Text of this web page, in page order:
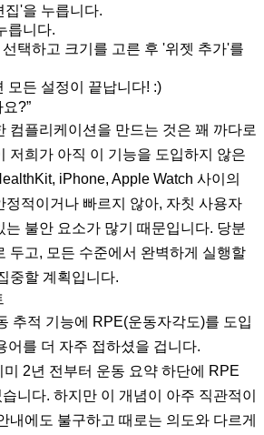
집'을 누릅니다.
릅니다.
택하고 크기를 고른 후 '위젯 추가'를
모든 설정이 끝납니다! :)
?”
컴플리케이션을 만드는 것은 꽤 까다로
저희가 아직 이 기능을 도입하지 않은
iPhone, Apple Watch 사이의
정적이거나 빠르지 않아, 자칫 사용자
는 불안 요소가 많기 때문입니다. 당분
두고, 모든 수준에서 완벽하게 실행할
중할 계획입니다.
추적 기능에 RPE(운동자각도)를 도입
어를 더 자주 접하셨을 겁니다.
2년 전부터 운동 요약 하단에 RPE
니다. 하지만 이 개념이 아주 직관적이
내에도 불구하고 때로는 의도와 다르게